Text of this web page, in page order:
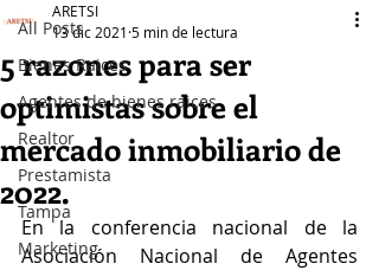
All Posts
Bienes Raices
Agentes de bienes raices
Realtor
Prestamista
Tampa
Marketing
5 razones para ser
optimistas sobre el
mercado inmobiliario de
2022.
ARETSI
13 dic 2021 5 min de lectura
En la conferencia nacional de la
Asociación Nacional de Agentes